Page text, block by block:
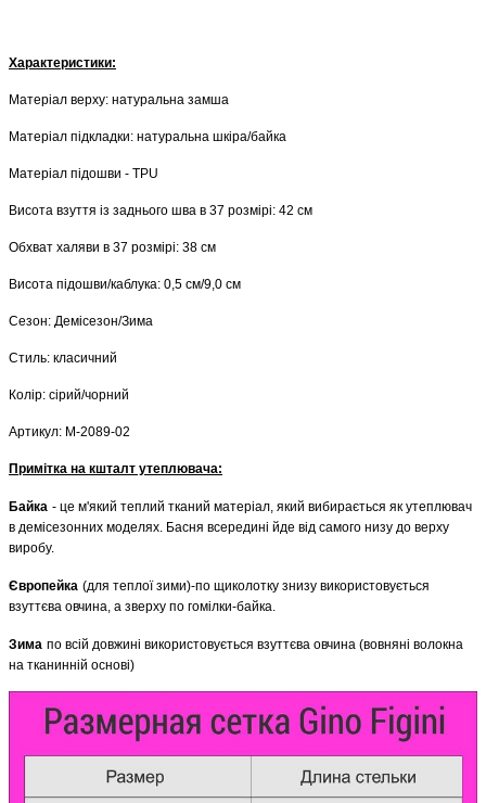
Характеристики:
Матеріал верху: натуральна замша
Матеріал підкладки: натуральна шкіра/байка
Матеріал підошви - TPU
Висота взуття із заднього шва в 37 розмірі: 42 см
Обхват халяви в 37 розмірі: 38 см
Висота підошви/каблука: 0,5 см/9,0 см
Сезон: Демісезон/Зима
Стиль: класичний
Колір: сірий/чорний
Артикул: М-2089-02
Примітка на кшталт утеплювача:
Байка - це м'який теплий тканий матеріал, який вибирається як утеплювач
в демісезонних моделях. Басня всередині йде від самого низу до верху
виробу.
Європейка (для теплої зими)-по щиколотку знизу використовується
взуттєва овчина, а зверху по гомілки-байка.
Зима по всій довжині використовується взуттєва овчина (вовняні волокна
на тканинній основі)